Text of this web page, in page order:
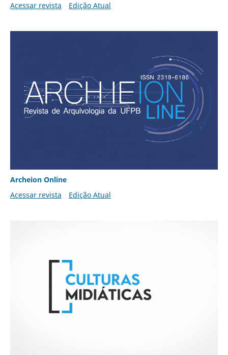
Acessar revista
Edição Atual
Archeion Online
Acessar revista
Edição Atual